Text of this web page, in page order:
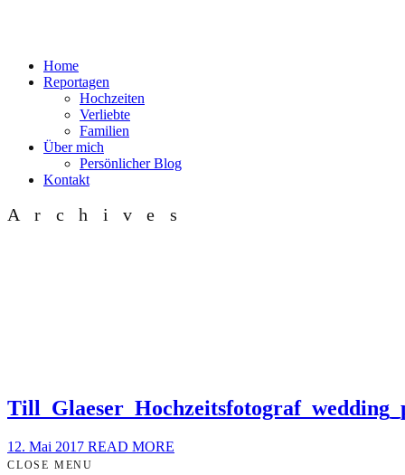
Home
Reportagen
Hochzeiten
Verliebte
Familien
Über mich
Persönlicher Blog
Kontakt
Archives
12. Mai 2017 READ MORE
CLOSE MENU